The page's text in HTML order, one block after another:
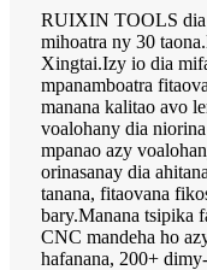
RUIXIN TOOLS dia
mihoatra ny 30
Xingtai.Izy io dia
mpanamboatra
manana kalitao avo
voalohany dia
mpanao azy
orinasanay dia
tanana, fitaovana
bary.Manana tsipika
CNC mandeha ho
hafanana, 200+